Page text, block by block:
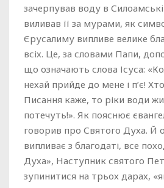
зачерпував воду в
виливав її за мурами, як
Єрусалиму випливе велике
всіх. Це, за словами Папи,
що означають слова Ісуса:
нехай прийде до мене і п’є!
Писання каже, то ріки води
потечуть!». Як пояснює
говорив про Святого Духа. Й
випливає з благодаті, все
Духа», Наступник святого
зупинитися на трьох дарах,